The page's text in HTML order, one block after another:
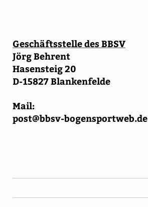
Geschäftsstelle des BBSV
Jörg Behrent
Hasensteig 20
D-15827 Blankenfelde
Mail:
post@bbsv-bogensportweb.de